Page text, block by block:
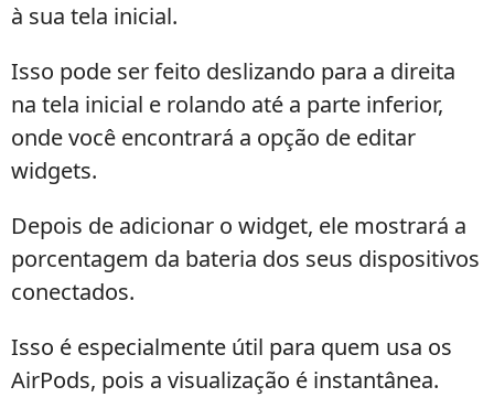
à sua tela inicial.
Isso pode ser feito deslizando para a direita
na tela inicial e rolando até a parte inferior,
onde você encontrará a opção de editar
widgets.
Depois de adicionar o widget, ele mostrará a
porcentagem da bateria dos seus dispositivos
conectados.
Isso é especialmente útil para quem usa os
AirPods, pois a visualização é instantânea.